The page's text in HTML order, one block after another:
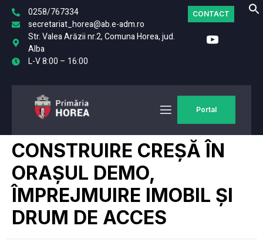
0258/767334
secretariat_horea@ab.e-adm.ro
Str. Valea Arăzii nr.2, Comuna Horea, jud.
Alba
L-V 8:00 – 16:00
CONTACT
Portal
CONSTRUIRE CREȘĂ ÎN
ORAȘUL DEMO,
ÎMPREJMUIRE IMOBIL ȘI
DRUM DE ACCES